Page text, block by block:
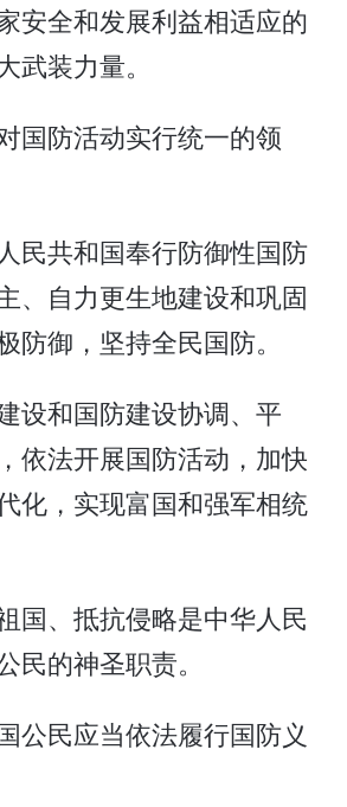
安全和发展利益相适应的
武装力量。
防活动实行统一的领
共和国奉行防御性国防
、自力更生地建设和巩固
防御，坚持全民国防。
设和国防建设协调、平
依法开展国防活动，加快
化，实现富国和强军相统
、抵抗侵略是中华人民
民的神圣职责。
公民应当依法履行国防义